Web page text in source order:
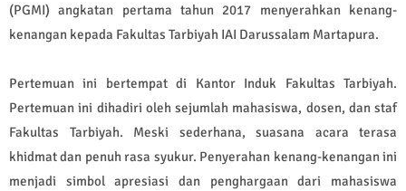
(PGMI) angkatan pertama tahun 2017 menyerahkan kenang-
kenangan kepada Fakultas Tarbiyah IAI Darussalam Martapura.
Pertemuan ini bertempat di Kantor Induk Fakultas Tarbiyah.
Pertemuan ini dihadiri oleh sejumlah mahasiswa, dosen, dan staf
Fakultas Tarbiyah. Meski sederhana, suasana acara terasa
khidmat dan penuh rasa syukur. Penyerahan kenang-kenangan ini
menjadi simbol apresiasi dan penghargaan dari mahasiswa